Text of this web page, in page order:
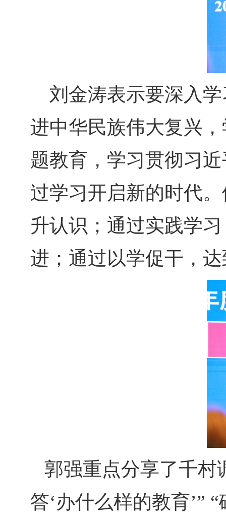
刘金涛表示要深入
进中华民族伟大复兴
题教育，学习贯彻习
过学习开启新的时代
升认识；通过实践学
进；通过以学促干，
郭强重点分享了千村
答‘办什么样的教育’”